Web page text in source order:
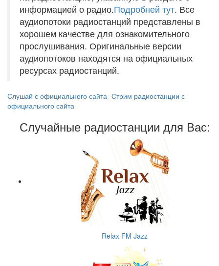
информацией о радио.Подробней тут. Все
аудиопотоки радиостанций представлены в
хорошем качестве для ознакомительного
прослушивания. Оригинальные версии
аудиопотоков находятся на официальных
ресурсах радиостанций.
Слушай с официального сайта Стрим радиостанции с
официального сайта
Случайные радиостанции для Вас:
Relax FM Jazz